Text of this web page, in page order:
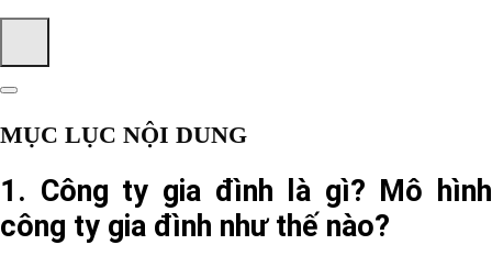
MỤC LỤC NỘI DUNG
1. Công ty gia đình là gì? Mô hình
công ty gia đình như thế nào?